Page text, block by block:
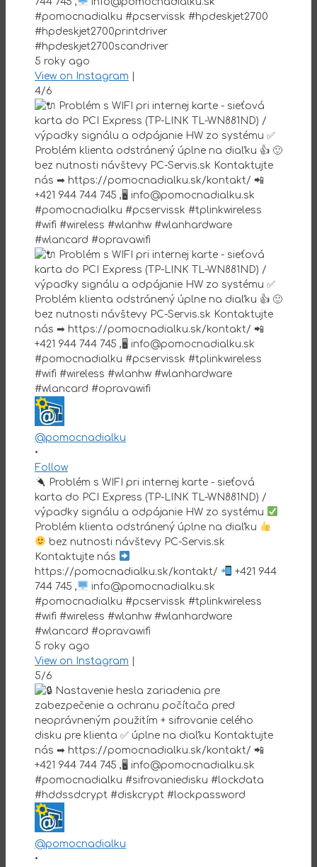
#pomocnadialku #pcservissk #hpdeskjet2700
#hpdeskjet2700printdriver
#hpdeskjet2700scandriver
5 roky ago
View on Instagram |
4/6
@pomocnadialku
•
Follow
Problém s WIFI pri internej karte - sieťová
karta do PCI Express (TP-LINK TL-WN881ND) /
výpadky signálu a odpájanie HW zo systému
Problém klienta odstránený úplne na diaľku
bez nutnosti návštevy PC-Servis.sk
Kontaktujte nás
https://pomocnadialku.sk/kontakt/
+421 944
744 745 ,
info@pomocnadialku.sk
#pomocnadialku #pcservissk #tplinkwireless
#wifi #wireless #wlanhw #wlanhardware
#wlancard #opravawifi
5 roky ago
View on Instagram |
5/6
@pomocnadialku
•